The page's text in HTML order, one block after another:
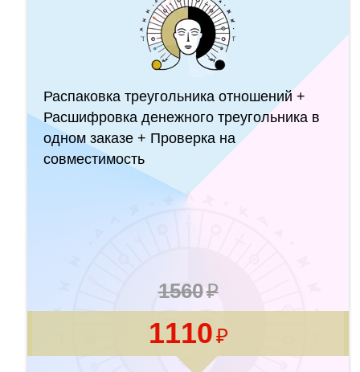
Распаковка треугольника отношений +
Расшифровка денежного треугольника в
одном заказе + Проверка на
совместимость
1560
1110